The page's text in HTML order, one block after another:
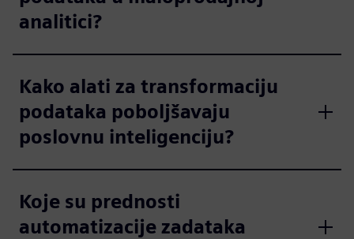
analitici?
Kako alati za transformaciju
podataka poboljšavaju
poslovnu inteligenciju?
Koje su prednosti
automatizacije zadataka